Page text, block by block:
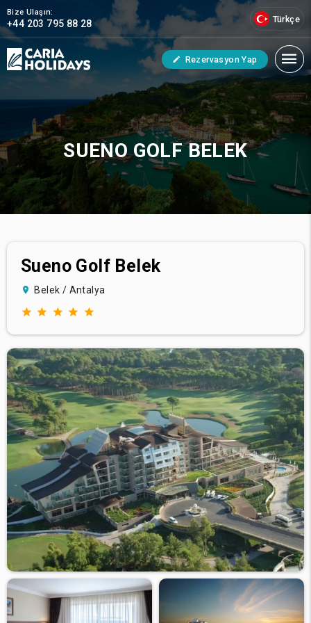
Bize Ulaşın:
+44 203 795 88 28 Türkçe
Rezervasyon Yap
SUENO GOLF BELEK
Sueno Golf Belek
Belek / Antalya